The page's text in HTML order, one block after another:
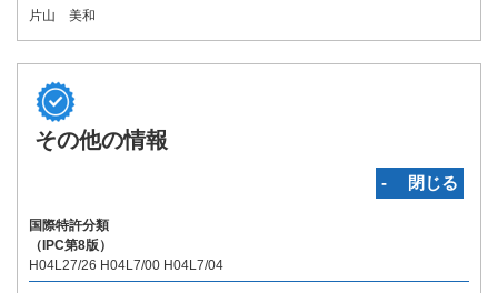
片山 美和
その他の情報
‐ 閉じる
国際特許分類
（IPC第8版）
H04L27/26 H04L7/00 H04L7/04